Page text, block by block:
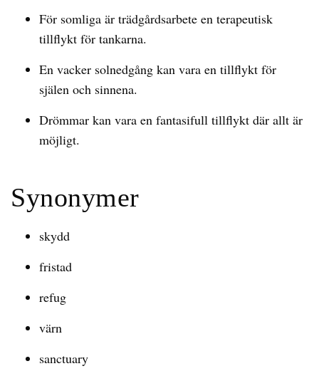
För somliga är trädgårdsarbete en terapeutisk
tillflykt för tankarna.
En vacker solnedgång kan vara en tillflykt för
själen och sinnena.
Drömmar kan vara en fantasifull tillflykt där allt är
möjligt.
Synonymer
skydd
fristad
refug
värn
sanctuary